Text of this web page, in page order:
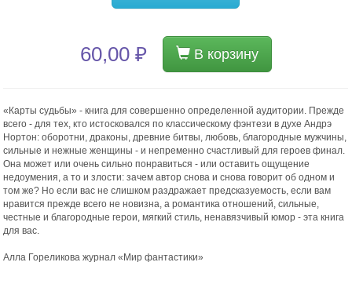
60,00 ₽ В корзину
«Карты судьбы» - книга для совершенно определенной аудитории. Прежде
всего - для тех, кто истосковался по классическому фэнтези в духе Андрэ
Нортон: оборотни, драконы, древние битвы, любовь, благородные мужчины,
сильные и нежные женщины - и непременно счастливый для героев финал.
Она может или очень сильно понравиться - или оставить ощущение
недоумения, а то и злости: зачем автор снова и снова говорит об одном и
том же? Но если вас не слишком раздражает предсказуемость, если вам
нравится прежде всего не новизна, а романтика отношений, сильные,
честные и благородные герои, мягкий стиль, ненавязчивый юмор - эта книга
для вас.
Алла Гореликова журнал «Мир фантастики»